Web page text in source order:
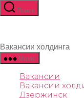
Поиск
Вакансии холдинга
Меню
Вакансии
Вакансии
Дзержинск